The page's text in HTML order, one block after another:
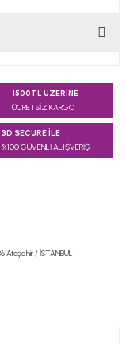
formunu
1500TL ÜZERİNE
ÜCRETSİZ KARGO
3D SECURE İLE
%100 GÜVENLİ ALIŞVERİŞ
Ataşehir / İSTANBUL